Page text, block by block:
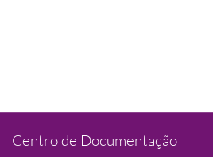
Centro de Documentação